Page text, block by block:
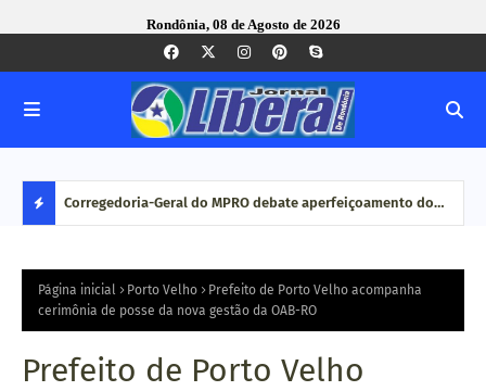
Rondônia, 08 de Agosto de 2026
S
T
ação Corregedoria-Geral do MPRO debate aperfeiçoamento do
congresso nacional
Página inicial Porto Velho
Prefeito de Porto Velho acompanha
cerimônia de posse da nova gestão da OAB-RO
Prefeito de Porto Velho